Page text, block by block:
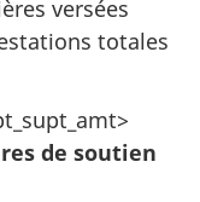
versées
totales
de soutien